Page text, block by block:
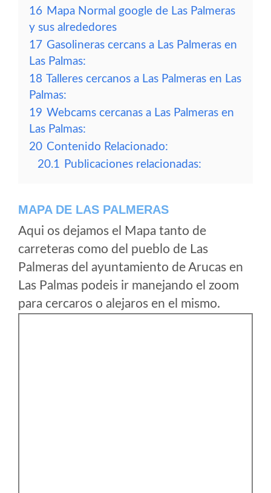
16 Mapa Normal google de Las Palmeras
y sus alrededores
17 Gasolineras cercans a Las Palmeras en
Las Palmas:
18 Talleres cercanos a Las Palmeras en Las
Palmas:
19 Webcams cercanas a Las Palmeras en
Las Palmas:
20 Contenido Relacionado:
20.1 Publicaciones relacionadas:
MAPA DE LAS PALMERAS
Aqui os dejamos el Mapa tanto de
carreteras como del pueblo de Las
Palmeras del ayuntamiento de Arucas en
Las Palmas podeis ir manejando el zoom
para cercaros o alejaros en el mismo.